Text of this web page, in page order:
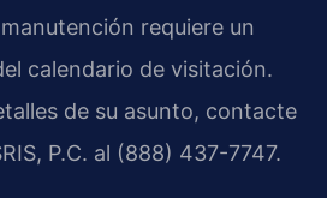
requiere un
calendario de visitación.
de su asunto, contacte
P.C. al (888) 437-7747.